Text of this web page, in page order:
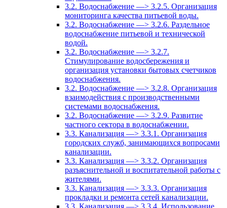
3.2. Водоснабжение —> 3.2.5. Организация
мониторинга качества питьевой воды.
3.2. Водоснабжение —> 3.2.6. Раздельное
водоснабжение питьевой и технической
водой.
3.2. Водоснабжение —> 3.2.7.
Стимулирование водосбережения и
организация установки бытовых счетчиков
водоснабжения.
3.2. Водоснабжение —> 3.2.8. Организация
взаимодействия с производственными
системами водоснабжения.
3.2. Водоснабжение —> 3.2.9. Развитие
частного сектора в водоснабжении.
3.3. Канализация —> 3.3.1. Организация
городских служб, занимающихся вопросами
канализации.
3.3. Канализация —> 3.3.2. Организация
разъяснительной и воспитательной работы с
жителями.
3.3. Канализация —> 3.3.3. Организация
прокладки и ремонта сетей канализации.
3.3. Канализация —> 3.3.4. Использование